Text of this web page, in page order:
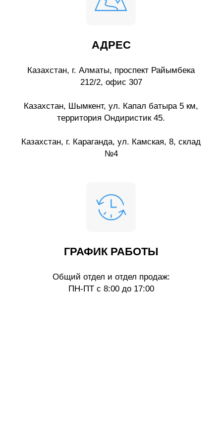
АДРЕС
Казахстан, г. Алматы, проспект Райымбека
212/2, офис 307
Казахстан, Шымкент, ул. Капал батыра 5 км,
территория Ондиристик 45.
Казахстан, г. Караганда, ул. Камская, 8, склад
№4
ГРАФИК РАБОТЫ
Общий отдел и отдел продаж:
ПН-ПТ с 8:00 до 17:00